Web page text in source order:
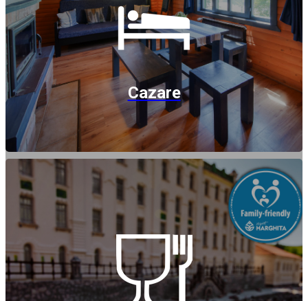
Cazare